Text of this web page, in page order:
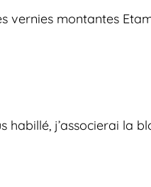
vernies montantes
j’associerai la